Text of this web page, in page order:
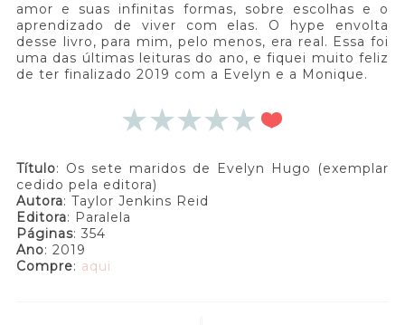
amor e suas infinitas formas, sobre escolhas e o
aprendizado de viver com elas. O hype envolta
desse livro, para mim, pelo menos, era real. Essa foi
uma das últimas leituras do ano, e fiquei muito feliz
de ter finalizado 2019 com a Evelyn e a Monique.
Título: Os sete maridos de Evelyn Hugo (exemplar
cedido pela editora)
Autora: Taylor Jenkins Reid
Editora: Paralela
Páginas: 354
Ano: 2019
Compre: aqui